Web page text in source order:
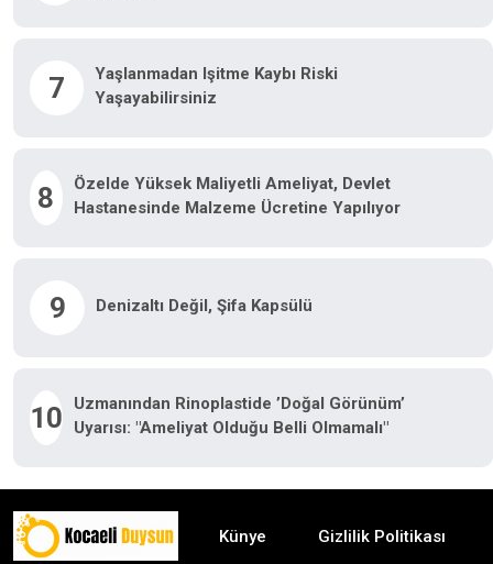
7
Yaşlanmadan Işitme Kaybı Riski
Yaşayabilirsiniz
8
Özelde Yüksek Maliyetli Ameliyat, Devlet
Hastanesinde Malzeme Ücretine Yapılıyor
9 Denizaltı Değil, Şifa Kapsülü
10
Uzmanından Rinoplastide ’doğal Görünüm’
Uyarısı: "Ameliyat Olduğu Belli Olmamalı"
Künye Gizlilik Politikası